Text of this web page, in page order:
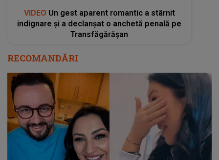
VIDEO Un gest aparent romantic a stârnit
indignare și a declanșat o anchetă penală pe
Transfăgărășan
RECOMANDĂRI